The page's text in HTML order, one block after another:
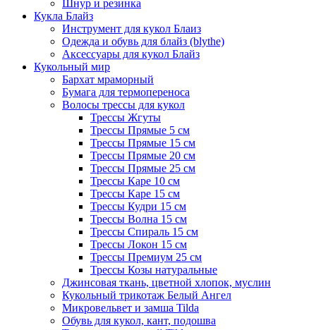
Шнур и резинка
Кукла Блайз
Инструмент для кукол Блаиз
Одежда и обувь для блайз (blythe)
Аксессуары для кукол Блайз
Кукольный мир
Бархат мраморный
Бумага для термопереноса
Волосы трессы для кукол
Трессы Жгуты
Трессы Прямые 5 см
Трессы Прямые 15 см
Трессы Прямые 20 см
Трессы Прямые 25 см
Трессы Каре 10 см
Трессы Каре 15 см
Трессы Кудри 15 см
Трессы Волна 15 см
Трессы Спираль 15 см
Трессы Локон 15 см
Трессы Премиум 25 см
Трессы Козы натуральные
Джинсовая ткань, цветной хлопок, муслин
Кукольный трикотаж Белый Ангел
Микровельвет и замша Tilda
Обувь для кукол, кант, подошва